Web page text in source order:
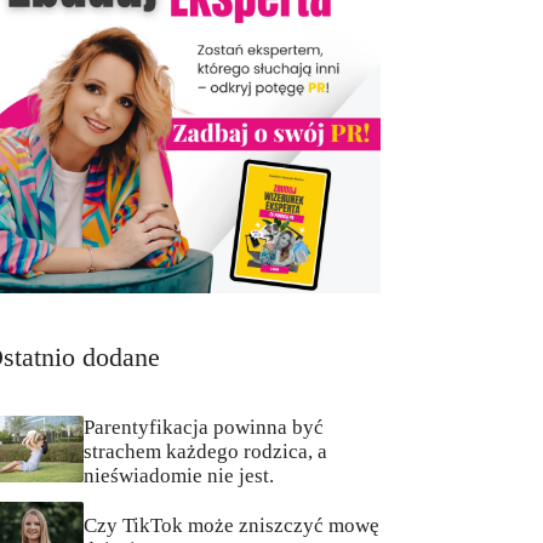
dodane
Parentyfikacja powinna być
strachem każdego rodzica, a
nieświadomie nie jest.
Czy TikTok może zniszczyć mowę